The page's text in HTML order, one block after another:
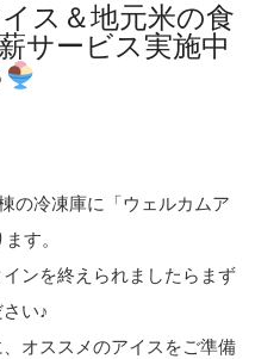
ス＆地元米の食
サービス実施中
の冷凍庫に「ウェルカムア
す。
ンを終えられましたらまず
い♪
オススメのアイスをご準備